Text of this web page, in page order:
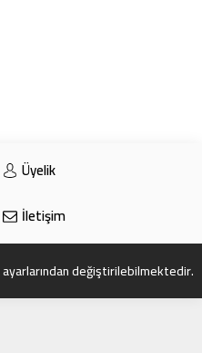
Üyelik
İletişim
ayarlarından değiştirilebilmektedir.